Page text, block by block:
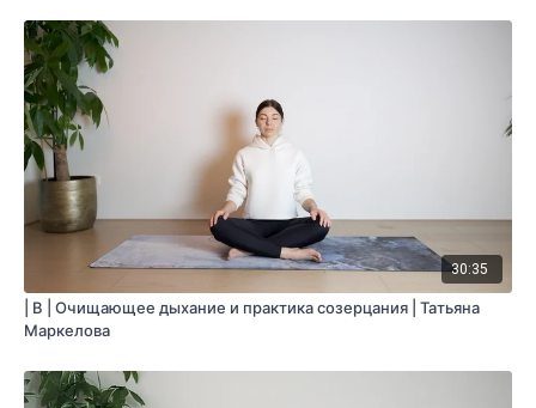
30:35
| B | Очищающее дыхание и практика созерцания | Татьяна
Маркелова